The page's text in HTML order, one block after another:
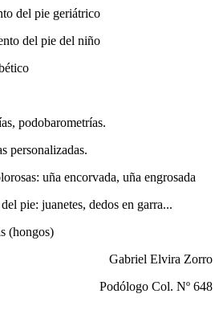
del pie geriátrico
del pie del niño
podobarometrías.
personalizadas.
uña encorvada, uña engrosada
pie: juanetes, dedos en garra...
(hongos)
Gabriel Elvira Zorro
Podólogo Col. Nº 648